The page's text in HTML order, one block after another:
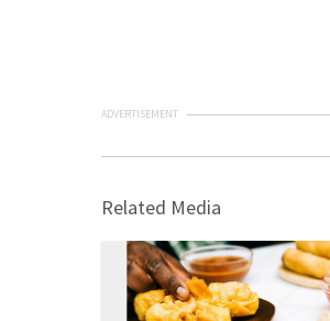
ADVERTISEMENT
Related Media